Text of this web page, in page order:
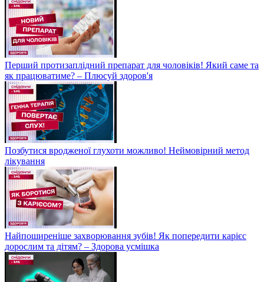
Перший протизаплідний препарат для чоловіків! Який саме та
як працюватиме? – Плюсуй здоров'я
Позбутися вродженої глухоти можливо! Неймовірний метод
лікування
Найпоширеніше захворювання зубів! Як попередити карієс
дорослим та дітям? – Здорова усмішка